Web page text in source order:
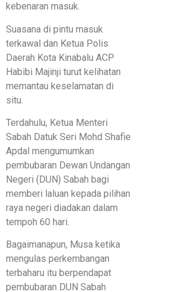
kebenaran masuk.
Suasana di pintu masuk
terkawal dan Ketua Polis
Daerah Kota Kinabalu ACP
Habibi Majinji turut kelihatan
memantau keselamatan di
situ.
Terdahulu, Ketua Menteri
Sabah Datuk Seri Mohd Shafie
Apdal mengumumkan
pembubaran Dewan Undangan
Negeri (DUN) Sabah bagi
memberi laluan kepada pilihan
raya negeri diadakan dalam
tempoh 60 hari.
Bagaimanapun, Musa ketika
mengulas perkembangan
terbaharu itu berpendapat
pembubaran DUN Sabah